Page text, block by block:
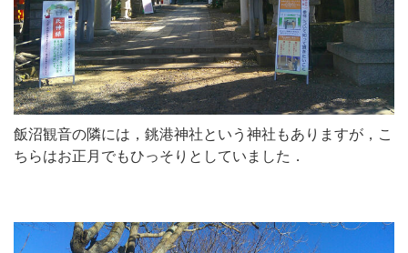
飯沼観音の隣には，銚港神社という神社もありますが，こ
ちらはお正月でもひっそりとしていました．